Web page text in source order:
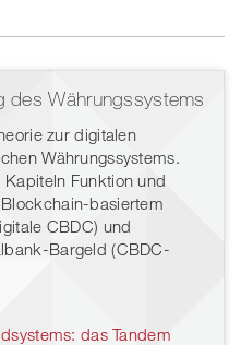
des Währungssystems
zur digitalen
Währungssystems.
Funktion und
basiertem
CBDC) und
Bargeld (CBDC-
das Tandem